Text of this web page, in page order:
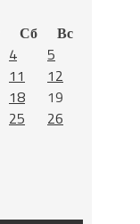
Сб
Вс
4
5
11
12
18
19
25
26